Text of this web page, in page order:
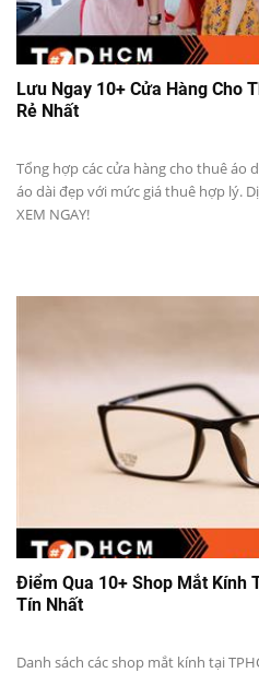
địa
điểm,
dịch
Chí
Lưu Ngay 10+ Cửa Hàng Cho
Rẻ Nhất
Tổng hợp các cửa hàng cho thuê áo
áo dài đẹp với mức giá thuê hợp lý.
XEM NGAY!
Điểm Qua 10+ Shop Mắt Kính
Tín Nhất
Danh sách các shop mắt kính tại